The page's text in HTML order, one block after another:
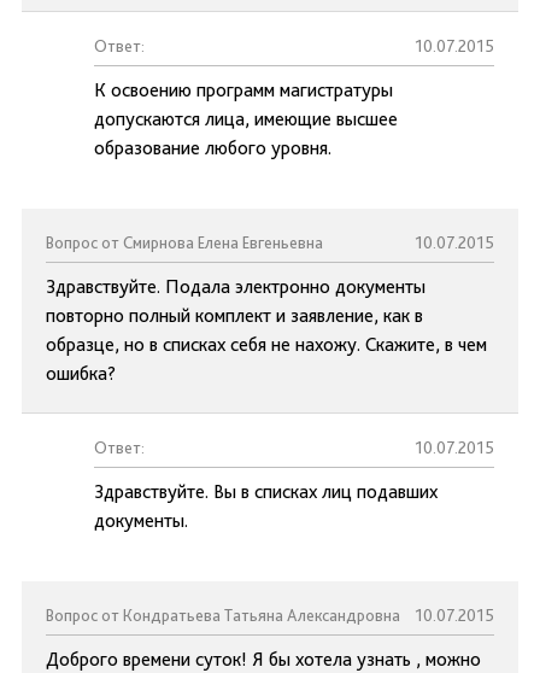
Ответ: 10.07.2015
К освоению программ магистратуры
допускаются лица, имеющие высшее
образование любого уровня.
Вопрос от Смирнова Елена Евгеньевна 10.07.2015
Здравствуйте. Подала электронно документы
повторно полный комплект и заявление, как в
образце, но в списках себя не нахожу. Скажите, в чем
ошибка?
Ответ: 10.07.2015
Здравствуйте. Вы в списках лиц подавших
документы.
Вопрос от Кондратьева Татьяна Александровна 10.07.2015
Доброго времени суток! Я бы хотела узнать , можно